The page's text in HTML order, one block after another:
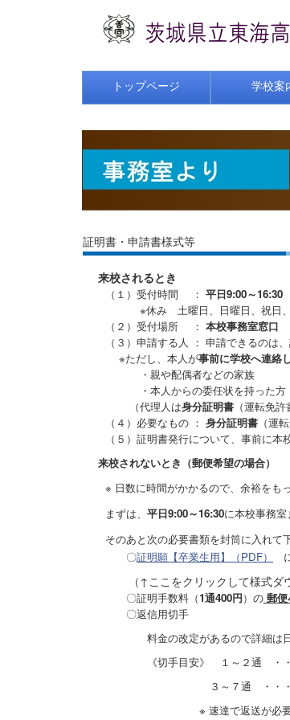
トップページ 学校案
証明書・申請書様式等
来校されるとき
（１）受付時間 ： 平日9:00～16:30
※休み 土曜日、日曜日、祝日、年
（２）受付場所 ： 本校事務室窓口
（３）申請する人 ： 申請できるのは
※ただし、本人が事前に学校へ連絡
・親や配偶者などの家族
・本人からの委任状を持った方
（代理人は身分証明書 （運転免
（４）必要なもの ： 身分証明書 （運
（５）証明書発行について、事前に本
来校されないとき（郵便希望の場合）
※ 日数に時間がかかるので、余裕をも
まずは、 平日9:00～16:30に本校事務室
そのあと次の必要書類を封筒に入れて
〇証明願【卒業生用】（PDF）
（↑ここをクリックして様式ダ
〇証明手数料（1通400円）の 郵
〇返信用切手
料金の改定があるので詳細は日
《切手目安》 １～２通 ・・
３～７通 ・・・
※ 速達で返送が必要な時は速